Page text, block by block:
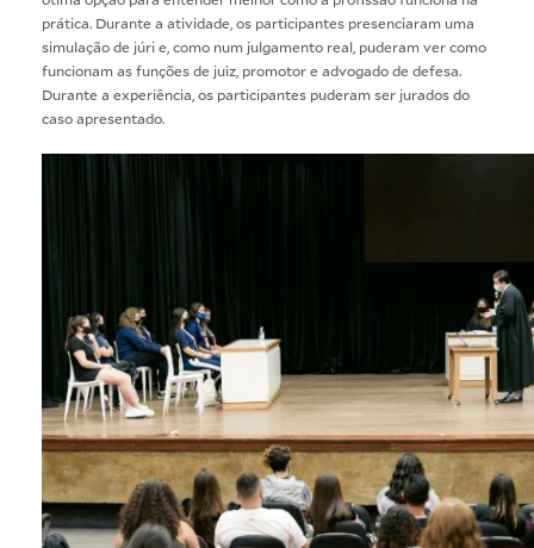
prática. Durante a atividade, os participantes presenciaram uma
simulação de júri e, como num julgamento real, puderam ver como
funcionam as funções de juiz, promotor e advogado de defesa.
Durante a experiência, os participantes puderam ser jurados do
caso apresentado.